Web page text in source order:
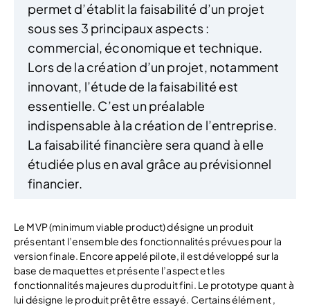
permet d’établit la faisabilité d’un projet
sous ses 3 principaux aspects :
commercial, économique et technique.
Lors de la création d’un projet, notamment
innovant, l’étude de la faisabilité est
essentielle. C’est un préalable
indispensable à la création de l’entreprise.
La faisabilité financière sera quand à elle
étudiée plus en aval grâce au prévisionnel
financier.
Le MVP (minimum viable product) désigne un produit
présentant l’ensemble des fonctionnalités prévues pour la
version finale. Encore appelé pilote, il est développé sur la
base de maquettes et présente l’aspect et les
fonctionnalités majeures du produit fini. Le prototype quant à
lui désigne le produit prêt être essayé. Certains élément ,